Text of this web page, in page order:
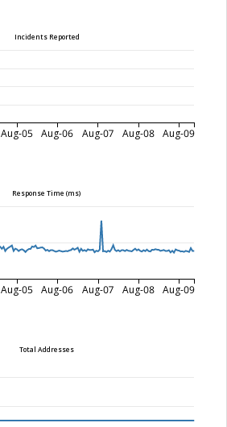
Incidents Reported
Aug-05 Aug-06 Aug-07 Aug-08 Aug-09
Response Time (ms)
Aug-05 Aug-06 Aug-07 Aug-08 Aug-09
Total Addresses